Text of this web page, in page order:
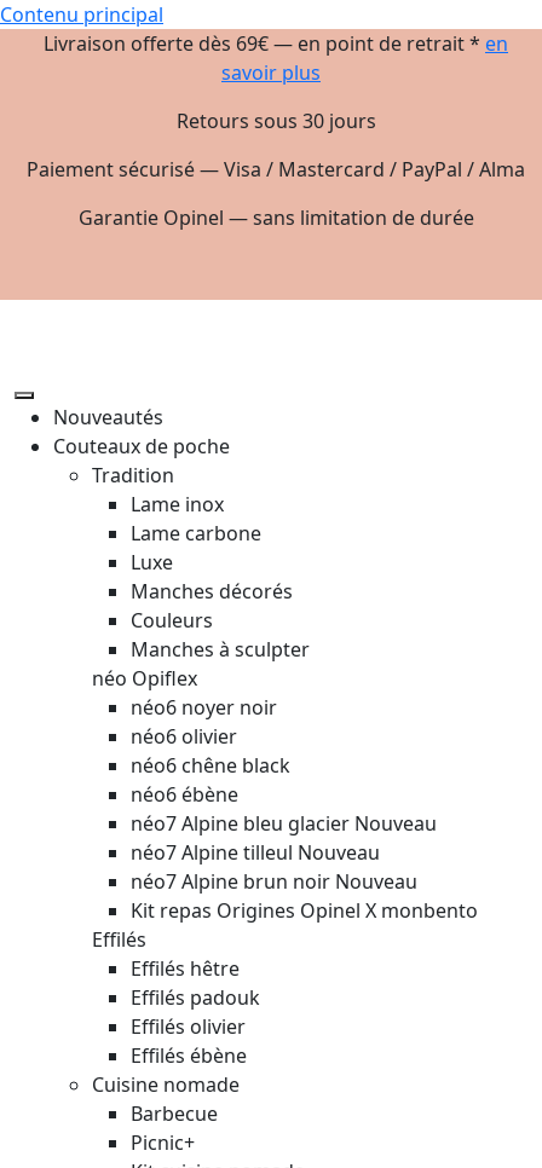
Contenu principal
Livraison offerte dès 69€ — en point de retrait * en
savoir plus
Retours sous 30 jours
Paiement sécurisé — Visa / Mastercard / PayPal / Alma
Garantie Opinel — sans limitation de durée
Nouveautés
Couteaux de poche
Tradition
Lame inox
Lame carbone
Luxe
Manches décorés
Couleurs
Manches à sculpter
néo Opiflex
néo6 noyer noir
néo6 olivier
néo6 chêne black
néo6 ébène
néo7 Alpine bleu glacier Nouveau
néo7 Alpine tilleul Nouveau
néo7 Alpine brun noir Nouveau
Kit repas Origines Opinel X monbento
Effilés
Effilés hêtre
Effilés padouk
Effilés olivier
Effilés ébène
Cuisine nomade
Barbecue
Picnic+